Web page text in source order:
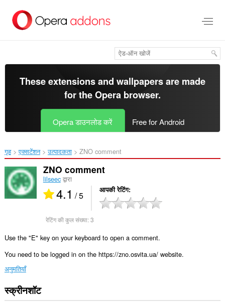
सामग्री
These extensions and wallpapers are made
for theOpera browser.
Opera डाउनलोड करें Free for Android
गृह एक्सटेंशन उत्पादकता ZNO comment‎
ZNO comment
lilseecद्वारा
4.1 / 5 आपकी रेटिंग
रेटिंग की कुल संख्या:3
Use the "E" key on your keyboard to open a comment.
You need to be logged in on the https://zno.osvita.ua/ website.
अनुमतियाँ
यह
एक्सटेंशन
स्क्रीनशॉट